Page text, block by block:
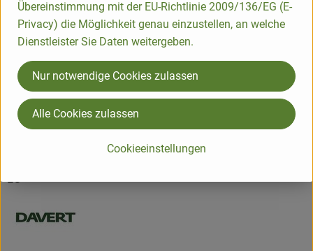
Produktdatenblatt
Herkunft
Hersteller: Davert
Übereinstimmung mit der EU-Richtlinie 2009/136/EG (E-
Privacy) die Möglichkeit genau einzustellen, an welche
Dienstleister Sie Daten weitergeben.
Cookieeinstellungen
Nur notwendige Cookies zulassen
Alle Cookies zulassen